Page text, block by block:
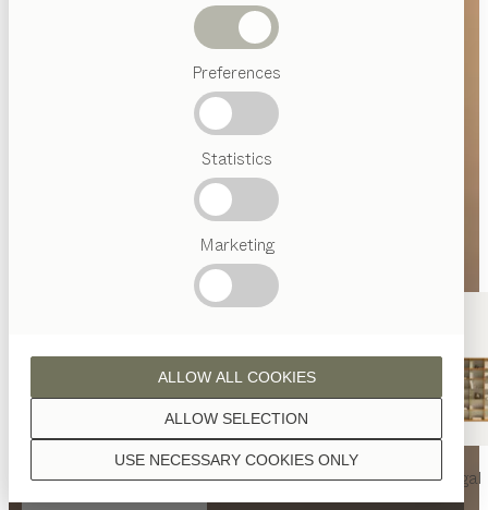
Preferences
Statistics
Marketing
USE NECESSARY COOKIES ONLY
ALLOW SELECTION
ALLOW ALL COOKIES
Österreichisches
Handwerk
nyaTisch nyaStuhl filignoRegal